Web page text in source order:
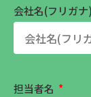
会社名(フリガナ)
担当者名